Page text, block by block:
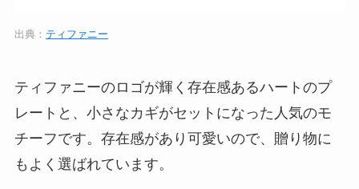
出典： ティファニー
ティファニーのロゴが輝く存在感あるハートのプ
レートと、小さなカギがセットになった人気のモ
チーフです。存在感があり可愛いので、贈り物に
もよく選ばれています。